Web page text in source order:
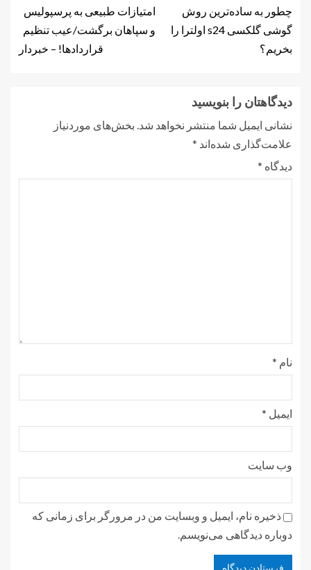
چطور به ساده‌ترین روش
گوشی گلکسی s24 اولترا را
بخریم؟
امتیازات طبیعی به پرسپولیس
و سپاهان برگشت/عیب تنظیم
قراردادها! – خبردار
دیدگاهتان را بنویسید
نشانی ایمیل شما منتشر نخواهد شد. بخش‌های موردنیاز
علامت‌گذاری شده‌اند *
دیدگاه *
نام *
ایمیل *
وب‌ سایت
ذخیره نام، ایمیل و وبسایت من در مرورگر برای زمانی که
دوباره دیدگاهی می‌نویسم.